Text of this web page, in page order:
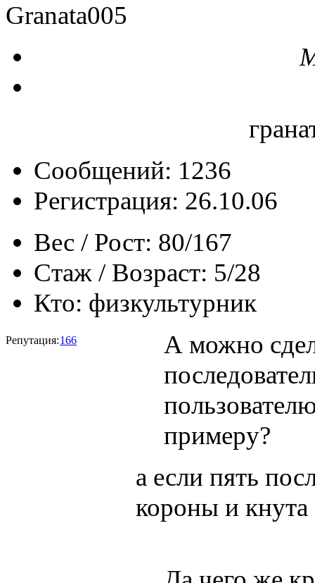
Granata005
Сообщений: 1236
Регистрация: 26.10.06
Вес / Рост: 80/167
Стаж / Возраст: 5/28
Кто: физкультурник
Репутация:166
А можно
примеру?
а если пять
короны и кнута